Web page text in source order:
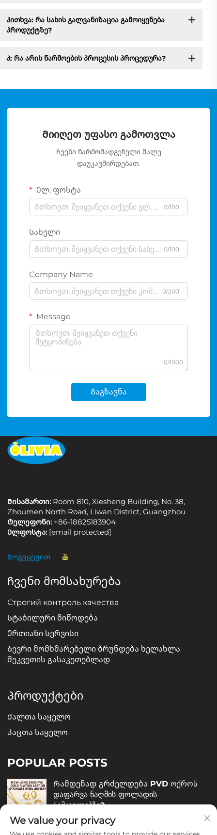
Კითხვა: რა სახის გალვანიზაცია გამოიყენება
პროდუქტზე?
Კ: რა არის წარმოების პროცესის პროცედურა?
Მიიღეთ უფასო გამოთვლა
Ჩვენი წარმომადგენელი მალე
დაუკავშირდებათ.
Ელ. ფოსტა
0/100
Სახელი
0/100
Company Name
0/200
Message
0/1000
Გაგზავნა
Მისამართი: Room 810, Xiesheng Building, No. 38,
Zhoumen North Road, Liwan District, Guangzhou
Ტელეფონი: +86-18825183904
Ელფოსტა: [email protected]
Მოგვყევით
Ჩვენი მომსახურება
Строгий контроль качества
Სტაბილური მიწოდება
Ერთიანი სერვისი
Ბევრი მომხმარებელი ბრუნდება ხელახლა
შეკვეთის გასაკეთებლად
Პროდუქტები
Ქალთა საყელო
Კაცთა საყელო
POPULAR POSTS
Რამდენად გრძელდება PVD ოქროს
დაფარვა ნაღმის ფოლადის
სამკაულებზე?
December 05, 2025
We value your privacy